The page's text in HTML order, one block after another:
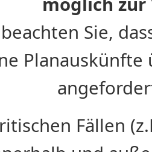
Sie,
Planauskünfte
Fällen